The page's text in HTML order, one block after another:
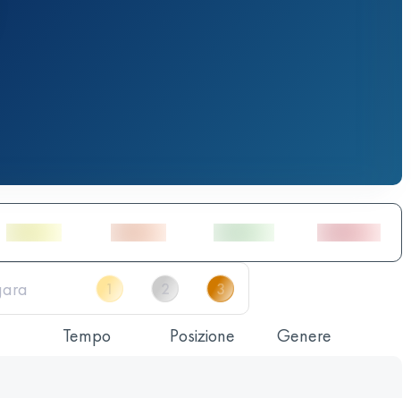
Tempo Posizione Genere